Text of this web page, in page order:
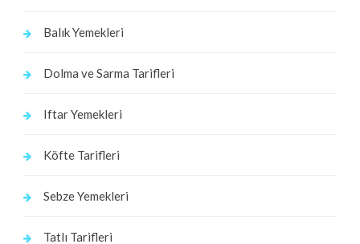
Balık Yemekleri
Dolma ve Sarma Tarifleri
Iftar Yemekleri
Köfte Tarifleri
Sebze Yemekleri
Tatlı Tarifleri